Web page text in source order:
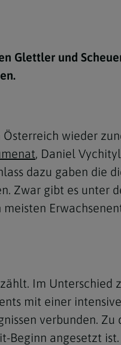
Glettler und
wieder
, Daniel
dazu gaben die
Zwar gibt es unter
Im Unterschied
mit einer
verbunden. Zu
Beginn angesetzt ist.